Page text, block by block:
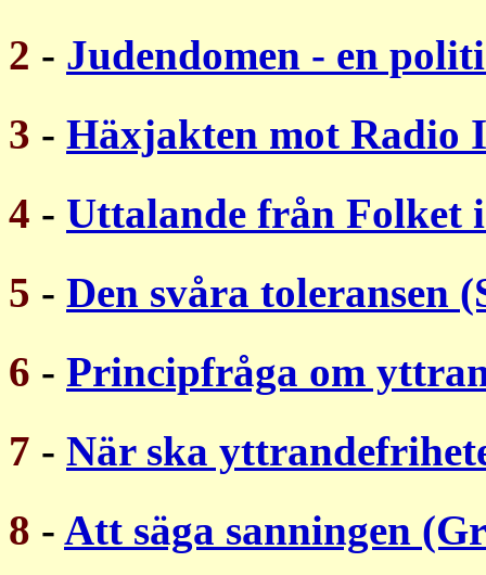
2 - Judendomen - en
3 - Häxjakten mot Radio
4 - Uttalande från Folket
5 - Den svåra toleransen
6 - Principfråga om
7 - När ska
8 - Att säga sanningen